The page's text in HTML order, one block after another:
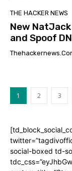
THE HACKER NEWS
New
and Spoof
1 2 3
social-boxed td-